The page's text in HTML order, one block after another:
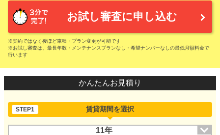
お試し審査に申し込む
※契約ではなく後ほど車種・プラン変更が可能です
※お試し審査は、最長年数・メンテナンスプランなし・希望ナンバーなしの最低月額料金で
行います
かんたんお見積り
STEP1 賃貸期間を選択
11年